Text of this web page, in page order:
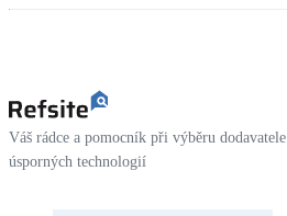
Váš rádce a pomocník při výběru dodavatele
úsporných technologií